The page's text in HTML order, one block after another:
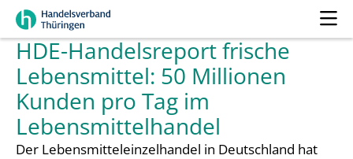
HDE-Handelsreport frische
Lebensmittel: 50 Millionen
Kunden pro Tag im
Lebensmittelhandel
Der Lebensmitteleinzelhandel in Deutschland hat